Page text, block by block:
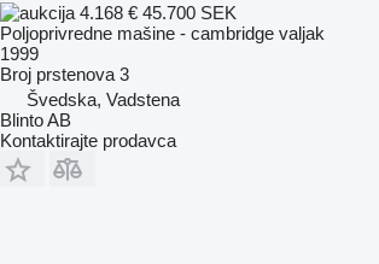
4.168 € 45.700 SEK
Poljoprivredne mašine - cambridge valjak
1999
Broj prstenova 3
Švedska, Vadstena
Blinto AB
Kontaktirajte prodavca